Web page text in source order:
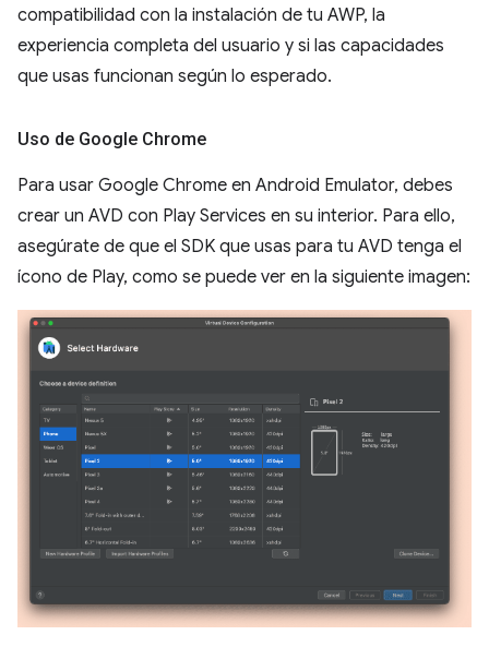
compatibilidad con la instalación de tu AWP, la
experiencia completa del usuario y si las capacidades
que usas funcionan según lo esperado.
Uso de Google Chrome
Para usar Google Chrome en Android Emulator, debes
crear un AVD con Play Services en su interior. Para ello,
asegúrate de que el SDK que usas para tu AVD tenga el
ícono de Play, como se puede ver en la siguiente imagen: